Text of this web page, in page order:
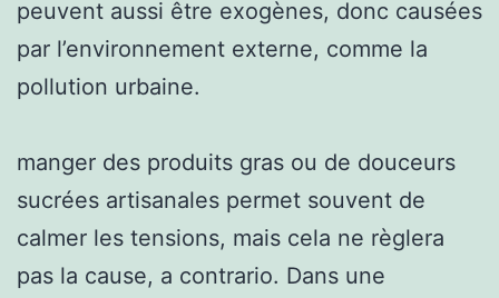
peuvent aussi être exogènes, donc causées
par l’environnement externe, comme la
pollution urbaine.
manger des produits gras ou de douceurs
sucrées artisanales permet souvent de
calmer les tensions, mais cela ne règlera
pas la cause, a contrario. Dans une